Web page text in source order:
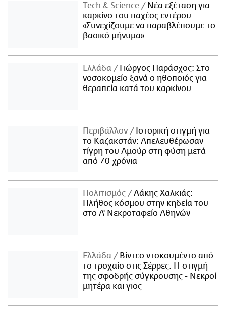
Τech & Science
Νέα εξέταση για
καρκίνο του παχέος εντέρου:
«Συνεχίζουμε να παραβλέπουμε το
βασικό μήνυμα»
Ελλάδα
Γιώργος Παράσχος: Στο
νοσοκομείο ξανά ο ηθοποιός για
θεραπεία κατά του καρκίνου
Περιβάλλον
Ιστορική στιγμή για
το Καζακστάν: Απελευθέρωσαν
τίγρη του Αμούρ στη φύση μετά
από 70 χρόνια
Πολιτισμός
Λάκης Χαλκιάς:
Πλήθος κόσμου στην κηδεία του
στο Α' Νεκροταφείο Αθηνών
Ελλάδα
Βίντεο ντοκουμέντο από
το τροχαίο στις Σέρρες: Η στιγμή
της σφοδρής σύγκρουσης - Νεκροί
μητέρα και γιος